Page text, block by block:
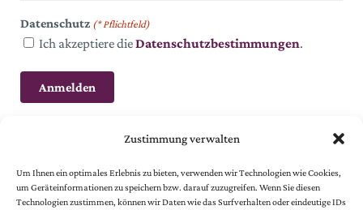
Zustimmung verwalten
Um Ihnen ein optimales Erlebnis zu bieten, verwenden wir Technologien wie Cookies,
um Geräteinformationen zu speichern bzw. darauf zuzugreifen. Wenn Sie diesen
Technologien zustimmen, können wir Daten wie das Surfverhalten oder eindeutige IDs
Datenschutz (* Pflichtfeld)
Ich akzeptiere dieDatenschutzbestimmungen.